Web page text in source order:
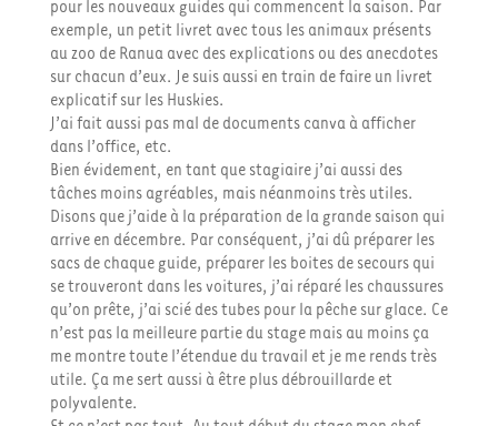
pour les nouveaux guides qui commencent la saison. Par
exemple, un petit livret avec tous les animaux présents
au zoo de Ranua avec des explications ou des anecdotes
sur chacun d’eux. Je suis aussi en train de faire un livret
explicatif sur les Huskies.
J’ai fait aussi pas mal de documents canva à afficher
dans l’office, etc.
Bien évidement, en tant que stagiaire j’ai aussi des
tâches moins agréables, mais néanmoins très utiles.
Disons que j’aide à la préparation de la grande saison qui
arrive en décembre. Par conséquent, j’ai dû préparer les
sacs de chaque guide, préparer les boites de secours qui
se trouveront dans les voitures, j’ai réparé les chaussures
qu’on prête, j’ai scié des tubes pour la pêche sur glace. Ce
n’est pas la meilleure partie du stage mais au moins ça
me montre toute l’étendue du travail et je me rends très
utile. Ça me sert aussi à être plus débrouillarde et
polyvalente.